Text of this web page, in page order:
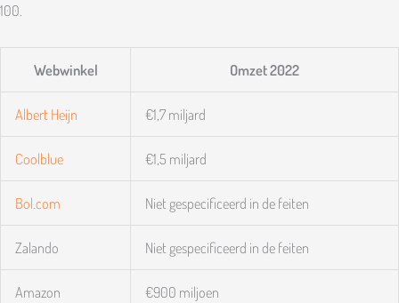
100.
Webwinkel Omzet 2022
Albert Heijn €1,7 miljard
Coolblue €1,5 miljard
Bol.com Niet gespecificeerd in de feiten
Zalando Niet gespecificeerd in de feiten
Amazon €900 miljoen